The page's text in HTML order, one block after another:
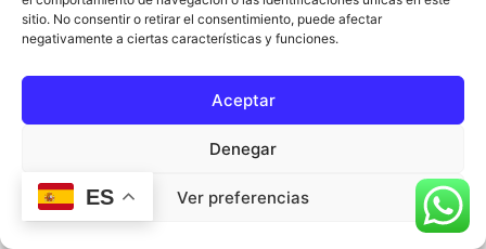
sitio. No consentir o retirar el consentimiento, puede afectar
negativamente a ciertas características y funciones.
Aceptar
Denegar
Ver preferencias
ES